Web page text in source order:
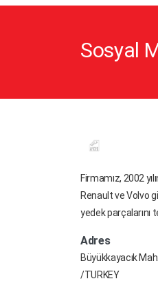
KNORR -
MACH
MERITOR
NAVISTAR
OPTARE
Sosyal
Firmamız, 2002
Renault ve Volvo
yedek
Adres
Büyükkayacık
/TURKEY